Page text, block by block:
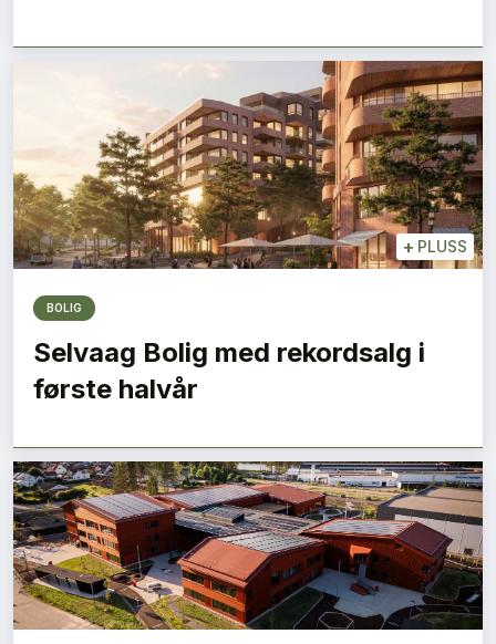
+ PLUSS
BOLIG
Selvaag Bolig med rekordsalg i
første halvår